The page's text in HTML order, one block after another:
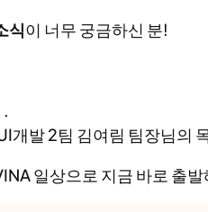
식이 너무 궁금하신 분!
.
개발 2팀 김여림 팀장님의
일상으로 지금 바로 출